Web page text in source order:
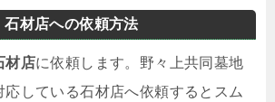
石材店への依頼方法
材店に依頼します。野々上共同墓地
応している石材店へ依頼するとスム